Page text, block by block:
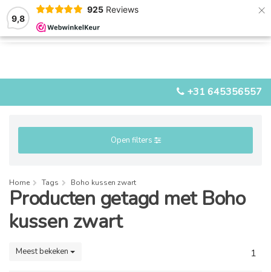
9,8
925 Reviews ×
+31 645356557
MENU
Open filters
Home Tags Boho kussen zwart
Producten getagd met Boho
kussen zwart
Meest bekeken 1